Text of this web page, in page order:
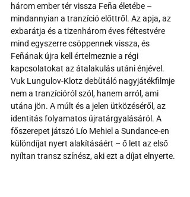
három ember tér vissza Feña életébe –
mindannyian a tranzíció előttről. Az apja, az
exbarátja és a tizenhárom éves féltestvére
mind egyszerre csöppennek vissza, és
Feñának újra kell értelmeznie a régi
kapcsolatokat az átalakulás utáni énjével.
Vuk Lungulov-Klotz debütáló nagyjátékfilmje
nem a tranzícióról szól, hanem arról, ami
utána jön. A múlt és a jelen ütközéséről, az
identitás folyamatos újratárgyalásáról. A
főszerepet játszó Lío Mehiel a Sundance-en
különdíjat nyert alakításáért – ő lett az első
nyíltan transz színész, aki ezt a díjat elnyerte.